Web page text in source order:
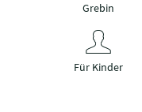
Grebin
Für Kinder